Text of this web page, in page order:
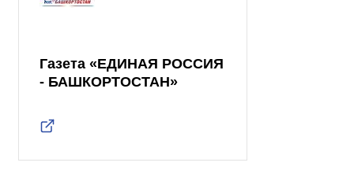
Газета «ЕДИНАЯ РОССИЯ
- БАШКОРТОСТАН»